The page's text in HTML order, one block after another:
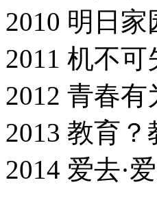
2010 明日
2011 机不
2012 青春
2013 教育
2014 爱去·